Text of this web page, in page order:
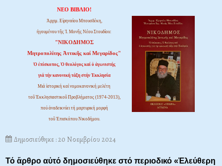
ΝΕΟ ΒΙΒΛΙΟ!
Ἀρχιμ. Εἰρηναίου Μπουσδέκη,
ἡγουμένου τῆς Ἱ. Μονῆς Νέου Στουδίου:
"ΝΙΚΟΔΗΜΟΣ
Μητροπολίτης Ἀττικῆς καί Μεγαρίδος"
Ὁ ἐπίσκοπος, Ὁ θεολόγος καί ὁ ἀγωνιστής
γιά τήν κανονική τάξη στήν Ἐκκλησία
Μιά ἱστορική καί νομοκανονική μελέτη
τοῦ Ἐκκλησιαστικοῦ Προβλήματος (1974-2013),
πού ἀναδεικνύει τή μαρτυρική μορφή
τοῦ Ἐπισκόπου Νικοδήμου.
Δημοσιεύθηκε : 20 Νοεμβρίου 2024
Τό ἄρθρο αὐτό δημοσιεύθηκε στό περιοδικό «Ἐλεύθερη